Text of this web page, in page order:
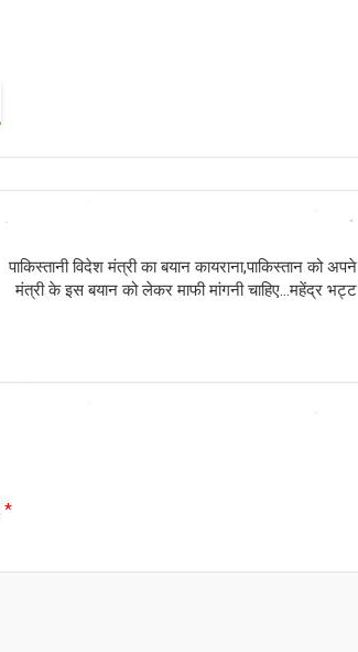
पाकिस्तानी विदेश मंत्री का बयान कायराना,पाकिस्तान को अपने
मंत्री के इस बयान को लेकर माफी मांगनी चाहिए…महेंद्र भट्ट
*